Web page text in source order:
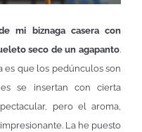
mi biznaga casera con
seco de un agapanto.
es que los pedúnculos son
se insertan con cierta
pero el aroma,
La he puesto